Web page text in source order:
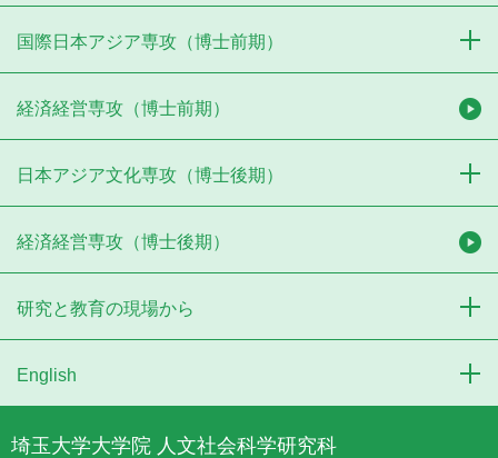
国際日本アジア専攻（博士前期）
経済経営専攻（博士前期）
日本アジア文化専攻（博士後期）
経済経営専攻（博士後期）
研究と教育の現場から
English
埼玉大学大学院 人文社会科学研究科